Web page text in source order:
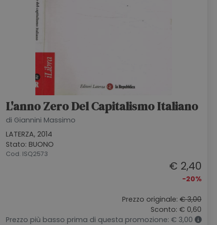
L'anno Zero Del Capitalismo Italiano
di Giannini Massimo
LATERZA, 2014
Stato: BUONO
Cod. ISQ2573
€ 2,40
-20%
Prezzo originale: € 3,00
Sconto: € 0,60
Prezzo più basso prima di questa promozione: € 3,00